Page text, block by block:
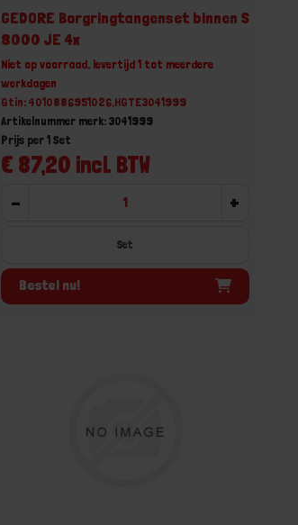
GEDORE Borgringtangenset binnen S
8000 JE 4x
Niet op voorraad, levertijd 1 tot meerdere
werkdagen
Gtin: 4010886951026,HGTE3041999
Artikelnummer merk: 3041999
€ 87,20 incl. BTW
Prijs per 1 Set
- +
Set
Bestel nu!